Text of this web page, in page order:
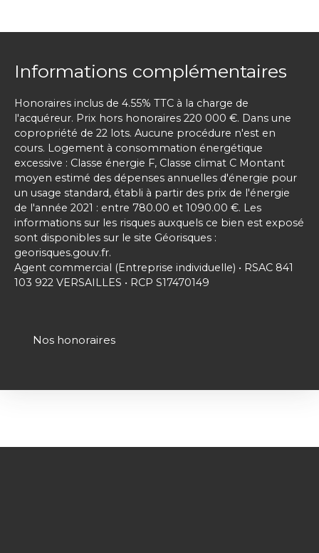
Informations complémentaires
Honoraires inclus de 4.55% TTC à la charge de
l'acquéreur. Prix hors honoraires 220 000 €. Dans une
copropriété de 22 lots. Aucune procédure n'est en
cours. Logement à consommation énergétique
excessive : Classe énergie F, Classe climat C Montant
moyen estimé des dépenses annuelles d'énergie pour
un usage standard, établi à partir des prix de l'énergie
de l'année 2021 : entre 780.00 et 1090.00 €. Les
informations sur les risques auxquels ce bien est exposé
sont disponibles sur le site Géorisques :
georisques.gouv.fr.
Agent commercial (Entreprise individuelle) • RSAC 841
103 922 VERSAILLES • RCP S17470149
Nos honoraires